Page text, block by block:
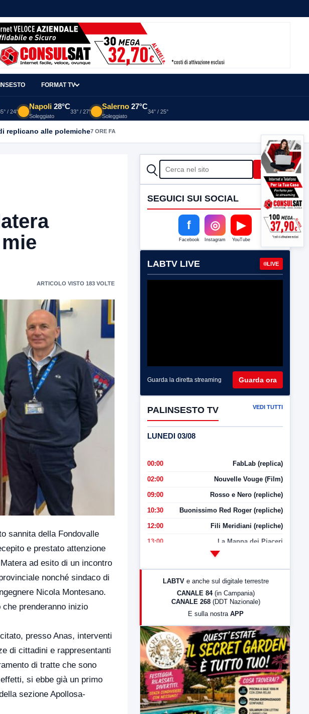
FORMAT TV
/ 24°
Napoli 28°C
Soleggiato
33° / 27°
Salerno 27°C
Soleggiato
34° / 25°
replicano alle polemiche7 ORE FA
ARTICOLO VISTO 183 VOLTE
sannita della Fondovalle
e prestato attenzione
ad esito di un incontro
nonché sindaco di
Nicola Montesano.
prenderanno inizio
presso Anas, interventi
di cittadini e rappresentanti
di tratte che sono
si ebbe già un primo
sezione Apollosa-
CERCA Cerca
SEGUICI SUI SOCIAL
f
Facebook
◎
Instagram
▶
YouTube
LABTV LIVE LIVE
Guarda la diretta streaming Guarda ora
PALINSESTO TV VEDI TUTTI
LUNEDI 03/08
00:00 FabLab (replica)
02:00 Nouvelle Vouge (Film)
09:00 Rosso e Nero (repliche)
10:30 Buonissimo Red Roger (repliche)
12:00 Fili Meridiani (repliche)
13:00 La Mappa dei Piaceri
LabNews (Diretta)
23:00 LabNews (replica)
LABTV e anche sul digitale terrestre
CANALE 84 (in Campania)
CANALE 268 (DDT Nazionale)
E sulla nostra APP